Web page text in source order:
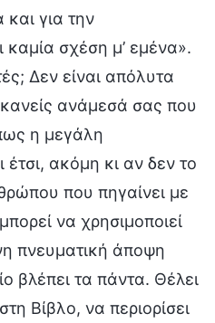
και για την
σχέση μ’ εμένα».
Δεν είναι απόλυτα
ανάμεσά σας που
η μεγάλη
έτσι, ακόμη κι αν δεν το
που πηγαίνει με
να χρησιμοποιεί
πνευματική άποψη
βλέπει τα πάντα. Θέλει
Βίβλο, να περιορίσει